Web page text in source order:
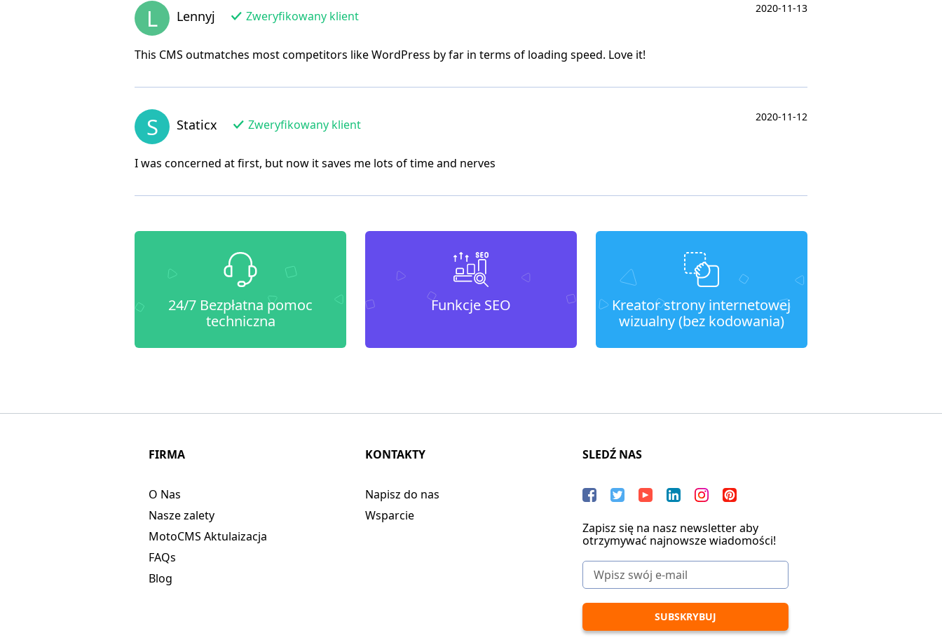
L Lennyj Zweryfikowany klient
2020-11-13
This CMS outmatches most competitors like WordPress by far in terms of loading speed. Love it!
S Staticx Zweryfikowany klient
2020-11-12
I was concerned at first, but now it saves me lots of time and nerves
24/7 Bezpłatna pomoc
techniczna
Funkcje SEO
Kreator strony internetowej
wizualny (bez kodowania)
FIRMA
O Nas
Nasze zalety
MotoCMS Aktulaizacja
FAQs
Blog
KONTAKTY
Napisz do nas
Wsparcie
SLEDŹ NAS
Zapisz się na nasz newsletter aby
otrzymywać najnowsze wiadomości!